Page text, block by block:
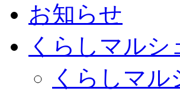
お知らせ
くらしマル
くらしマル